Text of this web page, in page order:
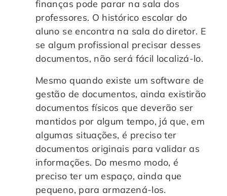
finanças pode parar na sala dos
professores. O histórico escolar do
aluno se encontra na sala do diretor. E
se algum profissional precisar desses
documentos, não será fácil localizá-lo.
Mesmo quando existe um software de
gestão de documentos, ainda existirão
documentos físicos que deverão ser
mantidos por algum tempo, já que, em
algumas situações, é preciso ter
documentos originais para validar as
informações. Do mesmo modo, é
preciso ter um espaço, ainda que
pequeno, para armazená-los.